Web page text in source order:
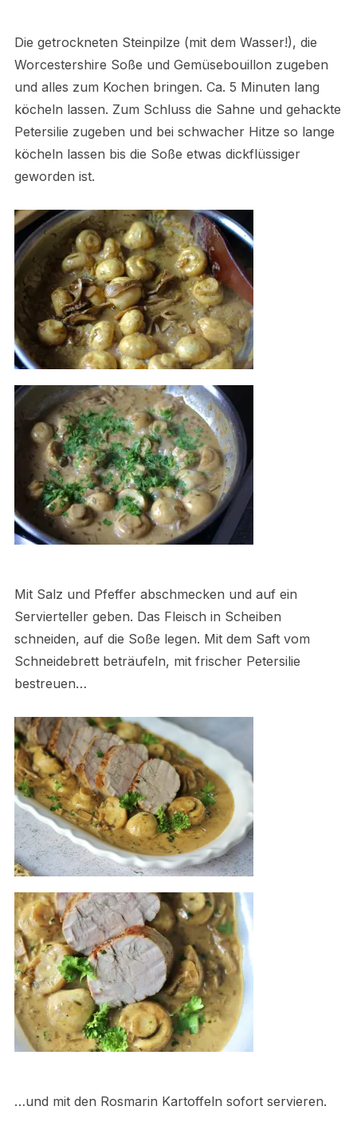
Die getrockneten Steinpilze (mit dem Wasser!), die
Worcestershire Soße und Gemüsebouillon zugeben
und alles zum Kochen bringen. Ca. 5 Minuten lang
köcheln lassen. Zum Schluss die Sahne und gehackte
Petersilie zugeben und bei schwacher Hitze so lange
köcheln lassen bis die Soße etwas dickflüssiger
geworden ist.
Mit Salz und Pfeffer abschmecken und auf ein
Servierteller geben. Das Fleisch in Scheiben
schneiden, auf die Soße legen. Mit dem Saft vom
Schneidebrett beträufeln, mit frischer Petersilie
bestreuen…
…und mit den Rosmarin Kartoffeln sofort servieren.